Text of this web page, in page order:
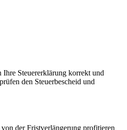
Steuererklärung korrekt und
den Steuerbescheid und
der Fristverlängerung profitieren